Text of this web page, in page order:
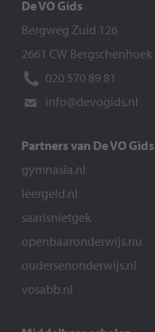
De VO Gids
Bergweg Zuid 126
2661 CW Bergschenhoek
020 570 89 81
info@devogids.nl
Partners van De VO Gids
gymnasia.nl
leergeld.nl
saarisnietgek
openbaaronderwijs.nu
oudersenonderwijs.nl
vosabb.nl